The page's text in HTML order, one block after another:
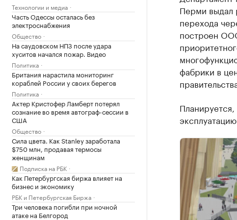
Технологии и медиа
Часть Одессы осталась без
электроснабжения
Общество
На саудовском НПЗ после удара
хуситов начался пожар. Видео
Политика
Британия нарастила мониторинг
кораблей России у своих берегов
Политика
Актер Кристофер Ламберт потерял
сознание во время автограф-сессии в
США
Общество
Сила цвета. Как Stanley заработала
$750 млн, продавая термосы
женщинам
Подписка на РБК
Как Петербургская биржа влияет на
бизнес и экономику
РБК и Петербургская Биржа
Три человека погибли при ночной
атаке на Белгород
Перми выдал
перехода
построен
фабрики в